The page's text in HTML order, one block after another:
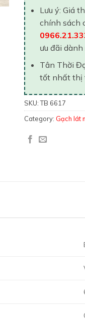
Lưu ý: Giá
chính sách
ưu đãi dành
Tân Thời
tốt nhất thị
SKU:TB 6617
Category: Gạch lát